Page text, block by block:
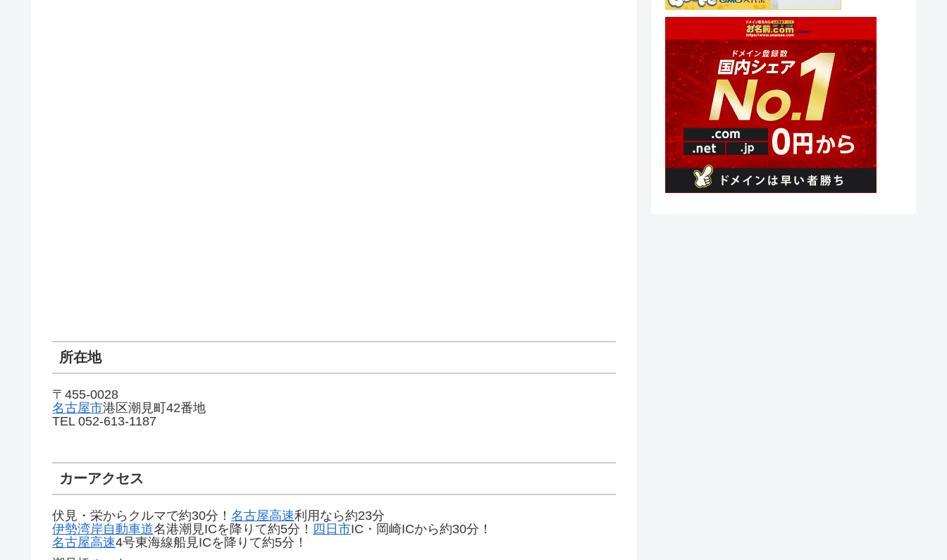
所在地
〒455-0028
名古屋市港区潮見町42番地
TEL 052-613-1187
カーアクセス
伏見・栄からクルマで約30分！ 名古屋高速利用なら約23分
伊勢湾岸自動車道名港潮見ICを降りて約5分！ 四日市IC・岡崎ICから約30分！
名古屋高速4号東海線船見ICを降りて約5分！